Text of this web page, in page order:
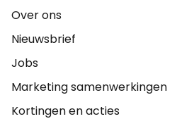
Over ons
Nieuwsbrief
Jobs
Marketing samenwerkingen
Kortingen en acties